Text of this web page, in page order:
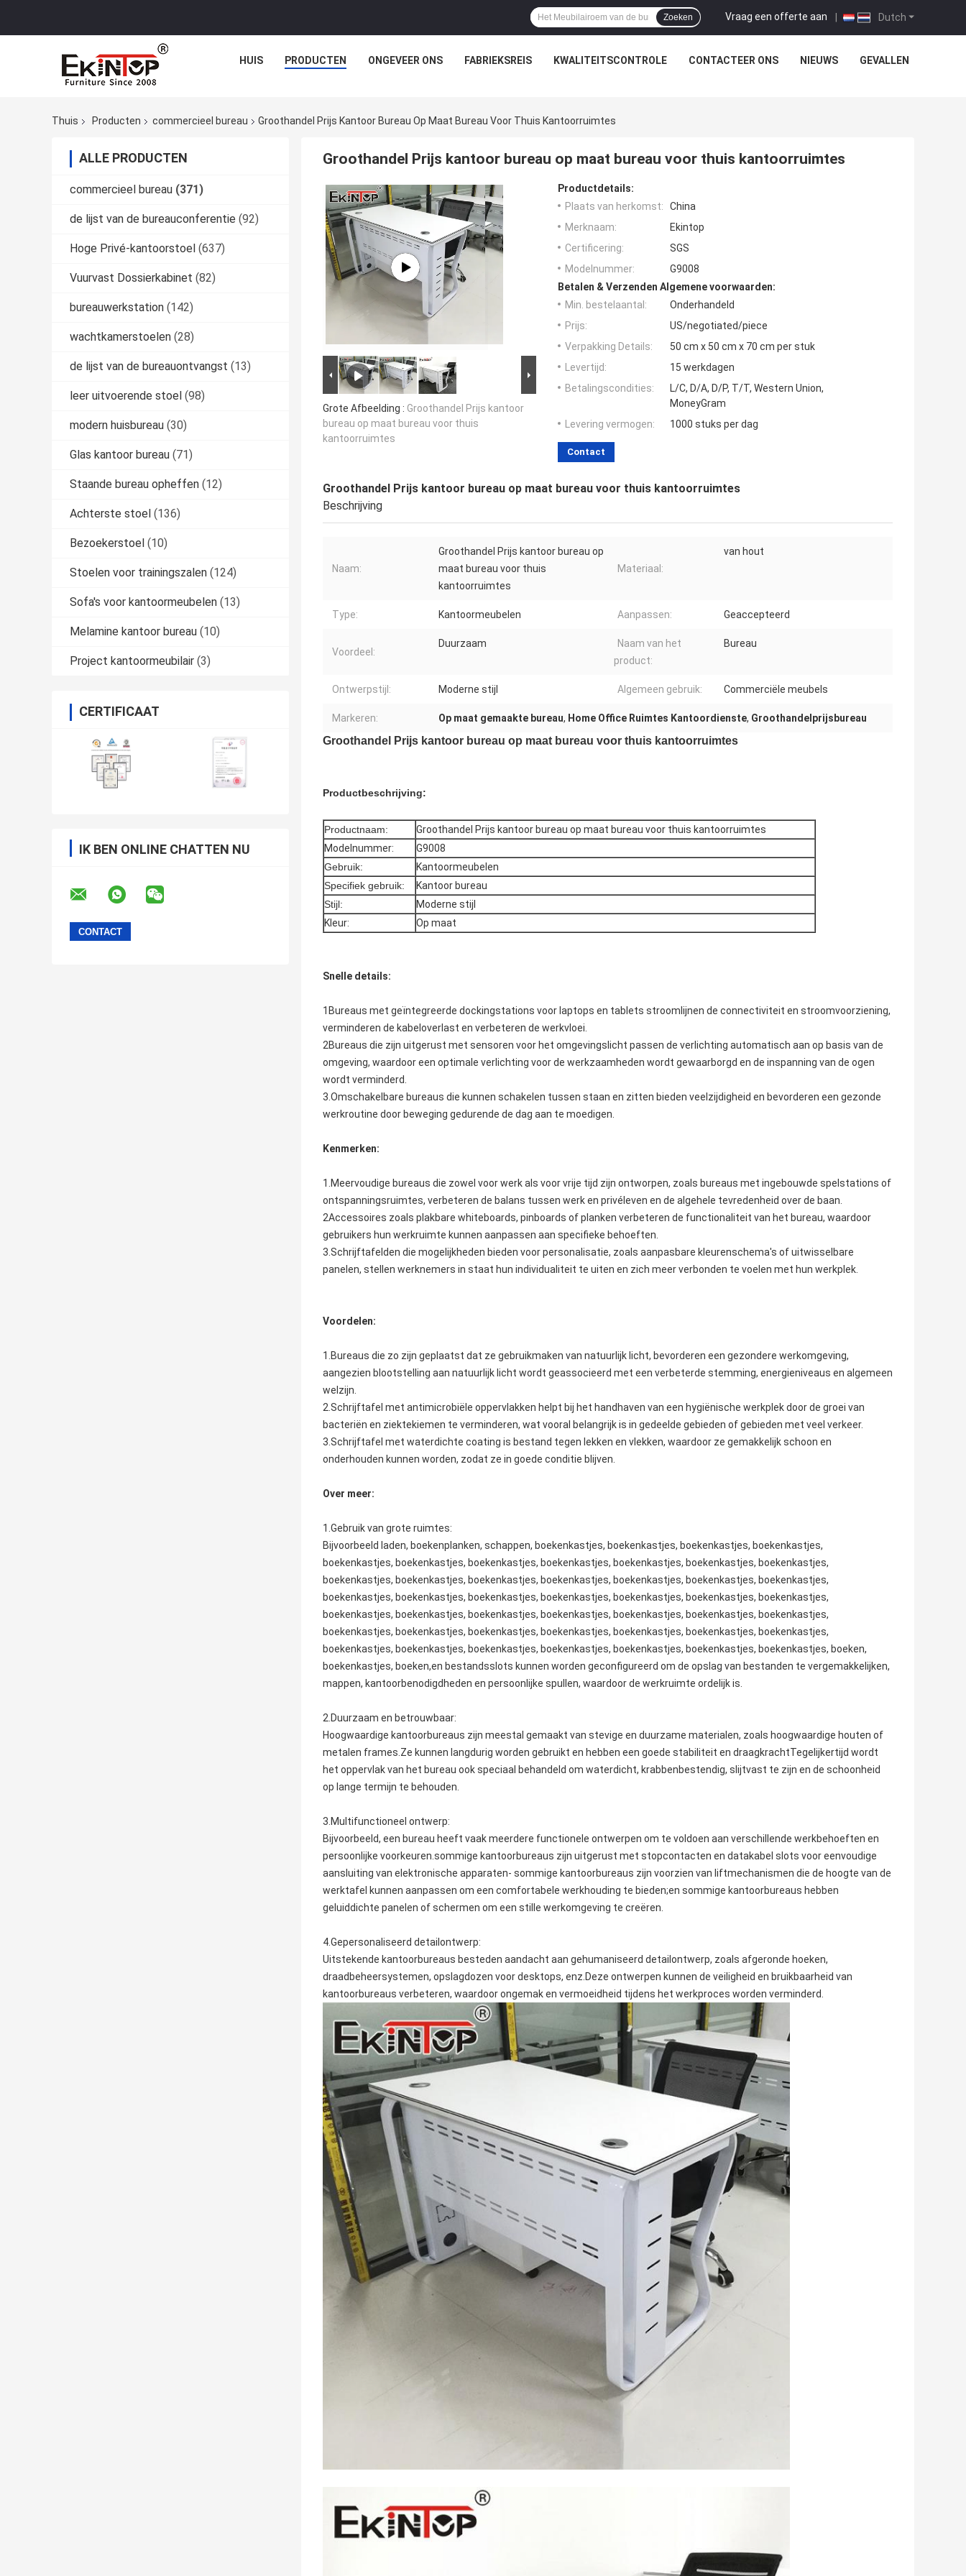
Dutch
Vraag een offerte aan |
Zoeken
HUIS PRODUCTEN ONGEVEER ONS FABRIEKSREIS KWALITEITSCONTROLE CONTACTEER ONS NIEUWS GEVALLEN
Thuis Producten commercieel bureau Groothandel Prijs Kantoor Bureau Op Maat Bureau Voor Thuis Kantoorruimtes
ALLE PRODUCTEN
commercieel bureau (371)
de lijst van de bureauconferentie (92)
Hoge Privé-kantoorstoel (637)
Vuurvast Dossierkabinet (82)
bureauwerkstation (142)
wachtkamerstoelen (28)
de lijst van de bureauontvangst (13)
leer uitvoerende stoel (98)
modern huisbureau (30)
Glas kantoor bureau (71)
Staande bureau opheffen (12)
Achterste stoel (136)
Bezoekerstoel (10)
Stoelen voor trainingszalen (124)
Sofa's voor kantoormeubelen (13)
Melamine kantoor bureau (10)
Project kantoormeubilair (3)
CERTIFICAAT
IK BEN ONLINE CHATTEN NU
Groothandel Prijs kantoor bureau op maat bureau voor thuis kantoorruimtes
Grote Afbeelding : Groothandel Prijs kantoor
bureau op maat bureau voor thuis
kantoorruimtes
Productdetails:
Plaats van herkomst:
China
Merknaam:
Ekintop
Certificering:
SGS
Modelnummer:
G9008
Betalen & Verzenden Algemene voorwaarden:
Min. bestelaantal:
Onderhandeld
Prijs:
US/negotiated/piece
Verpakking Details:
50 cm x 50 cm x 70 cm per stuk
Levertijd:
15 werkdagen
Betalingscondities:
L/C, D/A, D/P, T/T, Western Union,
MoneyGram
Levering vermogen:
1000 stuks per dag
Contact
Groothandel Prijs kantoor bureau op maat bureau voor thuis kantoorruimtes
Beschrijving
Naam:
Groothandel Prijs kantoor bureau op
maat bureau voor thuis
kantoorruimtes
Materiaal:
van hout
Type: Kantoormeubelen Aanpassen: Geaccepteerd
Voordeel:
Duurzaam
Naam van het
product:
Bureau
Ontwerpstijl: Moderne stijl Algemeen gebruik: Commerciële meubels
Markeren: Op maat gemaakte bureau, Home Office Ruimtes Kantoordienste, Groothandelprijsbureau
Groothandel Prijs kantoor bureau op maat bureau voor thuis kantoorruimtes
Productbeschrijving:
Productnaam:
Groothandel Prijs kantoor bureau op maat bureau voor thuis kantoorruimtes
Modelnummer:
G9008
Gebruik:
Kantoormeubelen
Specifiek gebruik:
Kantoor bureau
Stijl:
Moderne stijl
Kleur:
Op maat
Snelle details:
1Bureaus met geïntegreerde dockingstations voor laptops en tablets stroomlijnen de connectiviteit en stroomvoorziening,
verminderen de kabeloverlast en verbeteren de werkvloei.
2Bureaus die zijn uitgerust met sensoren voor het omgevingslicht passen de verlichting automatisch aan op basis van de
omgeving, waardoor een optimale verlichting voor de werkzaamheden wordt gewaarborgd en de inspanning van de ogen
wordt verminderd.
3.Omschakelbare bureaus die kunnen schakelen tussen staan en zitten bieden veelzijdigheid en bevorderen een gezonde
werkroutine door beweging gedurende de dag aan te moedigen.
Kenmerken:
1.Meervoudige bureaus die zowel voor werk als voor vrije tijd zijn ontworpen, zoals bureaus met ingebouwde spelstations of
ontspanningsruimtes, verbeteren de balans tussen werk en privéleven en de algehele tevredenheid over de baan.
2Accessoires zoals plakbare whiteboards, pinboards of planken verbeteren de functionaliteit van het bureau, waardoor
gebruikers hun werkruimte kunnen aanpassen aan specifieke behoeften.
3.Schrijftafelden die mogelijkheden bieden voor personalisatie, zoals aanpasbare kleurenschema's of uitwisselbare
panelen, stellen werknemers in staat hun individualiteit te uiten en zich meer verbonden te voelen met hun werkplek.
Voordelen:
1.Bureaus die zo zijn geplaatst dat ze gebruikmaken van natuurlijk licht, bevorderen een gezondere werkomgeving,
aangezien blootstelling aan natuurlijk licht wordt geassocieerd met een verbeterde stemming, energieniveaus en algemeen
welzijn.
2.Schrijftafel met antimicrobiële oppervlakken helpt bij het handhaven van een hygiënische werkplek door de groei van
bacteriën en ziektekiemen te verminderen, wat vooral belangrijk is in gedeelde gebieden of gebieden met veel verkeer.
3.Schrijftafel met waterdichte coating is bestand tegen lekken en vlekken, waardoor ze gemakkelijk schoon en
onderhouden kunnen worden, zodat ze in goede conditie blijven.
Over meer:
1.Gebruik van grote ruimtes:
Bijvoorbeeld laden, boekenplanken, schappen, boekenkastjes, boekenkastjes, boekenkastjes, boekenkastjes,
boekenkastjes, boekenkastjes, boekenkastjes, boekenkastjes, boekenkastjes, boekenkastjes, boekenkastjes,
boekenkastjes, boekenkastjes, boekenkastjes, boekenkastjes, boekenkastjes, boekenkastjes, boekenkastjes,
boekenkastjes, boekenkastjes, boekenkastjes, boekenkastjes, boekenkastjes, boekenkastjes, boekenkastjes,
boekenkastjes, boekenkastjes, boekenkastjes, boekenkastjes, boekenkastjes, boekenkastjes, boekenkastjes,
boekenkastjes, boekenkastjes, boekenkastjes, boekenkastjes, boekenkastjes, boekenkastjes, boekenkastjes,
boekenkastjes, boekenkastjes, boekenkastjes, boekenkastjes, boekenkastjes, boekenkastjes, boekenkastjes, boeken,
boekenkastjes, boeken,en bestandsslots kunnen worden geconfigureerd om de opslag van bestanden te vergemakkelijken,
mappen, kantoorbenodigdheden en persoonlijke spullen, waardoor de werkruimte ordelijk is.
2.Duurzaam en betrouwbaar:
Hoogwaardige kantoorbureaus zijn meestal gemaakt van stevige en duurzame materialen, zoals hoogwaardige houten of
metalen frames.Ze kunnen langdurig worden gebruikt en hebben een goede stabiliteit en draagkrachtTegelijkertijd wordt
het oppervlak van het bureau ook speciaal behandeld om waterdicht, krabbenbestendig, slijtvast te zijn en de schoonheid
op lange termijn te behouden.
3.Multifunctioneel ontwerp:
Bijvoorbeeld, een bureau heeft vaak meerdere functionele ontwerpen om te voldoen aan verschillende werkbehoeften en
persoonlijke voorkeuren.sommige kantoorbureaus zijn uitgerust met stopcontacten en datakabel slots voor eenvoudige
aansluiting van elektronische apparaten- sommige kantoorbureaus zijn voorzien van liftmechanismen die de hoogte van de
werktafel kunnen aanpassen om een comfortabele werkhouding te bieden;en sommige kantoorbureaus hebben
geluiddichte panelen of schermen om een stille werkomgeving te creëren.
4.Gepersonaliseerd detailontwerp:
Uitstekende kantoorbureaus besteden aandacht aan gehumaniseerd detailontwerp, zoals afgeronde hoeken,
draadbeheersystemen, opslagdozen voor desktops, enz.Deze ontwerpen kunnen de veiligheid en bruikbaarheid van
kantoorbureaus verbeteren, waardoor ongemak en vermoeidheid tijdens het werkproces worden verminderd.